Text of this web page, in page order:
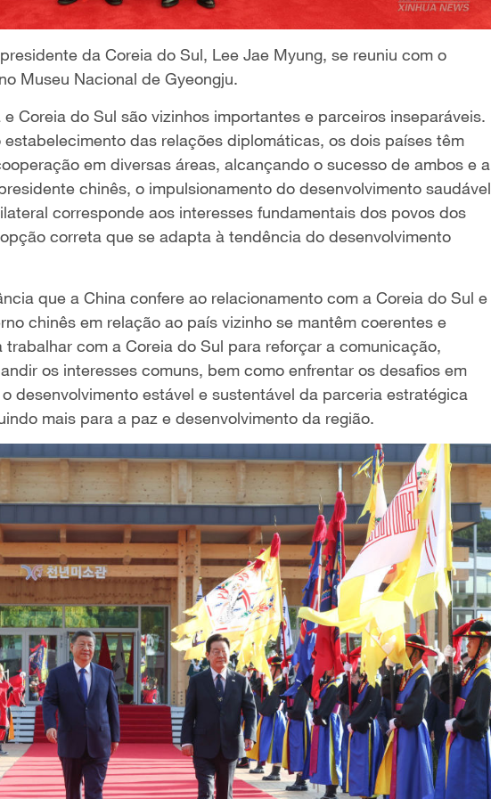
da Coreia do Sul, Lee Jae Myung, se reuniu com o
Museu Nacional de Gyeongju.
Coreia do Sul são vizinhos importantes e parceiros inseparáveis.
das relações diplomáticas, os dois países têm
em diversas áreas, alcançando o sucesso de ambos e a
chinês, o impulsionamento do desenvolvimento saudável
corresponde aos interesses fundamentais dos povos dos
correta que se adapta à tendência do desenvolvimento
que a China confere ao relacionamento com a Coreia do Sul e
chinês em relação ao país vizinho se mantêm coerentes e
com a Coreia do Sul para reforçar a comunicação,
os interesses comuns, bem como enfrentar os desafios em
desenvolvimento estável e sustentável da parceria estratégica
mais para a paz e desenvolvimento da região.